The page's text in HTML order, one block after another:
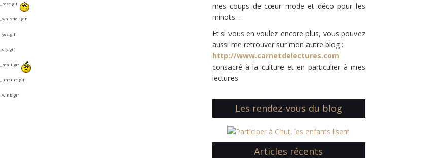
mes coups de cœur mode et déco pour les
minots…
Et si vous en voulez encore plus, vous pouvez
aussi me retrouver sur mon autre blog :
http://www.carnetdelectures.com
consacré à la culture et en particulier à mes
lectures
Les rendez-vous du blog
Articles récents